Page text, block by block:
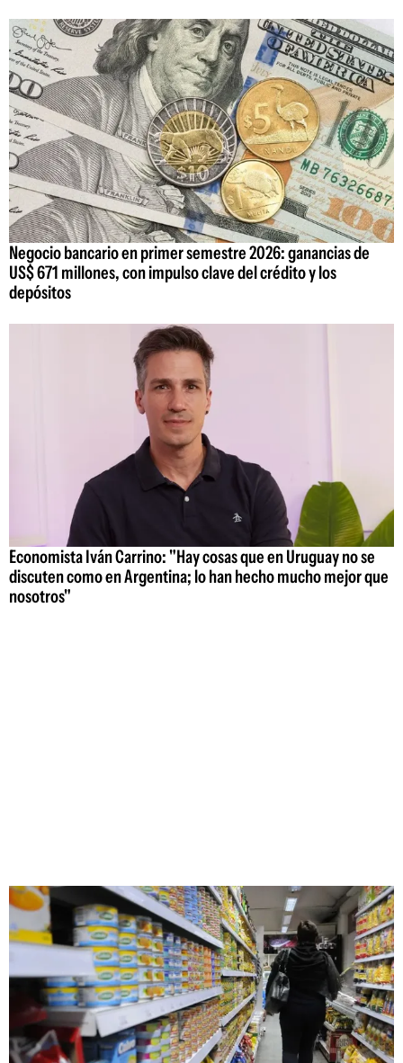
Negocio bancario en primer semestre 2026: ganancias de
US$ 671 millones, con impulso clave del crédito y los
depósitos
Economista Iván Carrino: "Hay cosas que en Uruguay no se
discuten como en Argentina; lo han hecho mucho mejor que
nosotros"